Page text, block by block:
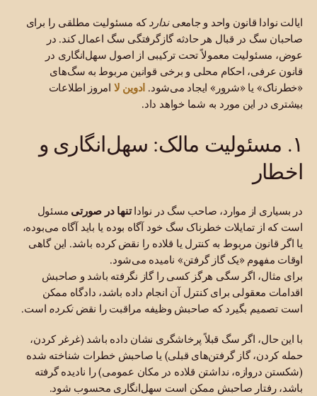
ایالت نوادا قانون واحد و جامعینداردکه مسئولیت مطلقی را برای
صاحبان سگ در قبال هر حادثه گازگرفتگی سگ اعمال کند. در
عوض، مسئولیت معمولاً تحت ترکیبی از اصول سهل‌انگاری در
قانون عرفی، احکام محلی و برخی قوانین مربوط به سگ‌های
«خطرناک» یا «شرور» ایجاد می‌شود. ادوین لا امروز اطلاعات
بیشتری در این مورد به شما خواهد داد.
۱. مسئولیت مالک: سهل‌انگاری و
اخطار
در بسیاری از موارد، صاحب سگ در نواداتنها در صورتی مسئول
است که از تمایلات خطرناک سگ خود آگاه بوده یا باید آگاه می‌بوده،
یا اگر قانون مربوط به کنترل یا قلاده را نقض کرده باشد. این گاهی
اوقات مفهوم «یک گاز گرفتن» نامیده می‌شود.
برای مثال، اگر سگی هرگز کسی را گاز نگرفته باشد و صاحبش
اقدامات معقولی برای کنترل آن انجام داده باشد، دادگاه ممکن
است تصمیم بگیرد که صاحبش وظیفه مراقبت را نقضنکرده است.
با این حال، اگر سگ قبلاً پرخاشگری نشان داده باشد (غرغر کردن،
حمله کردن، گاز گرفتن‌های قبلی) یا صاحبش خطرات شناخته شده
(شکستن دروازه، نداشتن قلاده در مکان عمومی) را نادیده گرفته
باشد، رفتار صاحبش ممکن است سهل‌انگاری محسوب شود.